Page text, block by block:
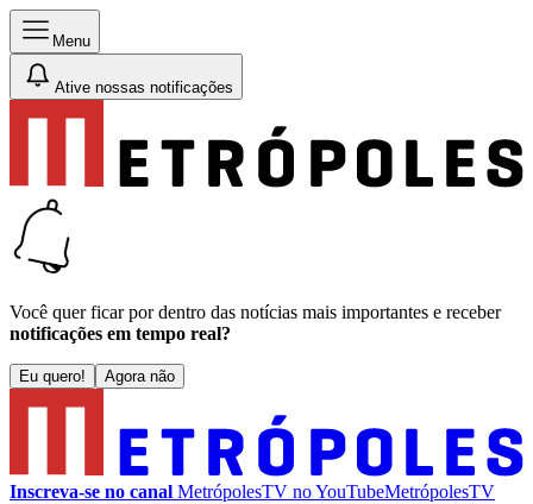
Menu
Ative nossas notificações
Você quer ficar por dentro das notícias mais importantes e receber
notificações em tempo real?
Eu quero! Agora não
Inscreva-se no canal MetrópolesTV noYouTubeMetrópolesTV